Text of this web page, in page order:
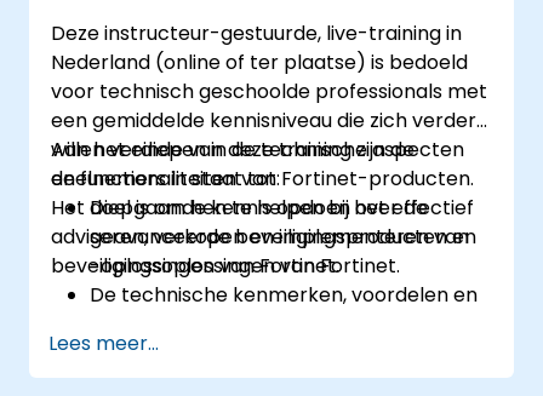
controle- en compliancedoeleinden.
Deze instructeur-gestuurde, live-training in
Nederland (online of ter plaatse) is bedoeld
voor technisch geschoolde professionals met
een gemiddelde kennisniveau die zich verder
willen verdiepen in de technische aspecten
en functionaliteiten van Fortinet-producten.
Het doel is om hen te helpen bij het effectief
adviseren, verkopen en implementeren van
beveiligingsoplossingen van Fortinet.
Aan het einde van deze training zijn de
deelnemers in staat tot:
Diepgaande kennis opdoen over de
geavanceerde beveiligingsproducten en
-oplossingen van Fortinet.
De technische kenmerken, voordelen en
belangrijk Fortinet-product.
Fortinet-oplossingen configureren,
Lees meer...